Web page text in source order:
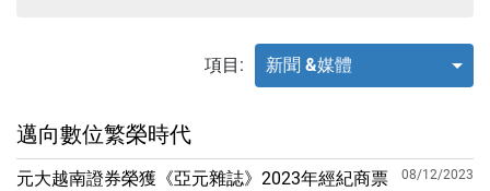
項目: 新聞 &媒體
邁向數位繁榮時代
元大越南證券榮獲《亞元雜誌》2023年經紀商票
08/12/2023